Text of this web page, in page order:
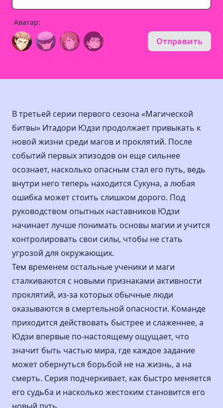
Аватар:
Отправить
В третьей серии первого сезона «Магической
битвы» Итадори Юдзи продолжает привыкать к
новой жизни среди магов и проклятий. После
событий первых эпизодов он еще сильнее
осознает, насколько опасным стал его путь, ведь
внутри него теперь находится Сукуна, а любая
ошибка может стоить слишком дорого. Под
руководством опытных наставников Юдзи
начинает лучше понимать основы магии и учится
контролировать свои силы, чтобы не стать
угрозой для окружающих.
Тем временем остальные ученики и маги
сталкиваются с новыми признаками активности
проклятий, из-за которых обычные люди
оказываются в смертельной опасности. Команде
приходится действовать быстрее и слаженнее, а
Юдзи впервые по-настоящему ощущает, что
значит быть частью мира, где каждое задание
может обернуться борьбой не на жизнь, а на
смерть. Серия подчеркивает, как быстро меняется
его судьба и насколько жестоким становится его